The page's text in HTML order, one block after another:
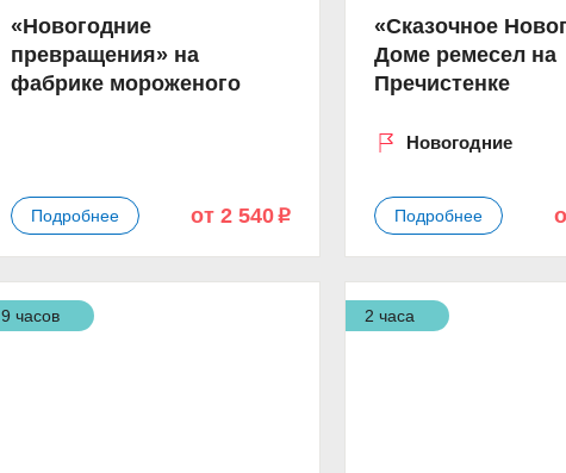
«Новогодние
превращения» на
фабрике мороженого
Подробнее от 2 540 p
«Сказочное
Доме ремесел на
Пречистенке
Новогодние
Подробнее
9 часов 2 часа